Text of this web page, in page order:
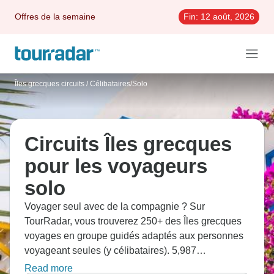
Offres de la semaine Fin: 12 août, 2026
Îles grecques circuits / Célibataires/Solo
Circuits Îles grecques
pour les voyageurs
solo
Voyager seul avec de la compagnie ? Sur
TourRadar, vous trouverez 250+ des Îles grecques
voyages en groupe guidés adaptés aux personnes
voyageant seules (y célibataires). 5,987
Témoignages, comparez les organisateurs et les
Read more